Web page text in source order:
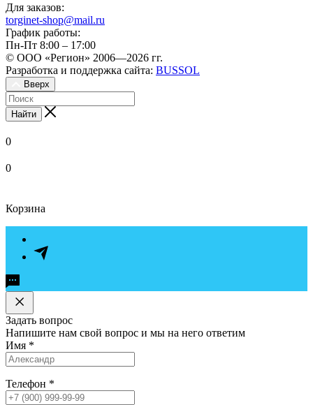
Для заказов:
torginet-shop@mail.ru
График работы:
Пн-Пт 8:00 – 17:00
© ООО «Регион» 2006—2026 гг.
Разработка и поддержка сайта: BUSSOL
Вверх
Найти
0
0
Корзина
Задать вопрос
Напишите нам свой вопрос и мы на него ответим
Имя *
Телефон *